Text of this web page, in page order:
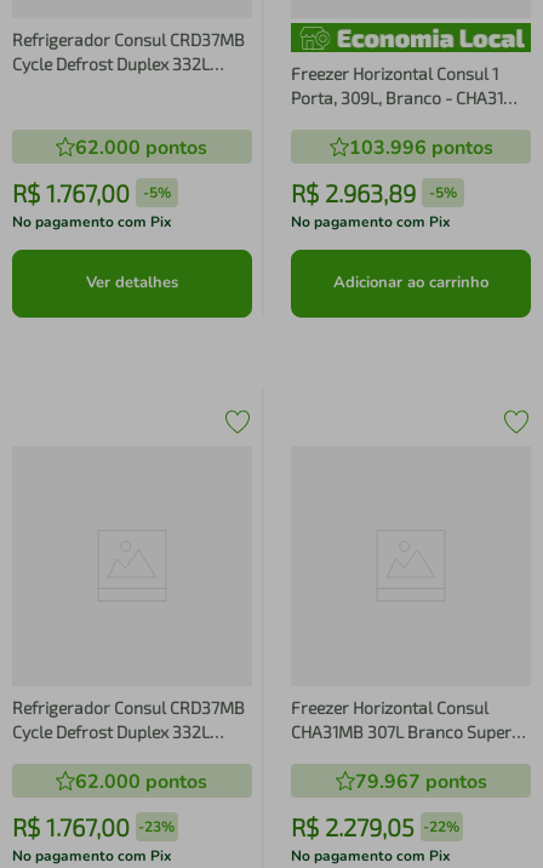
Refrigerador Consul CRD37MB
Cycle Defrost Duplex 332L
62.000 pontos
R$ 1.767,00 -5%
No pagamento com Pix
Ver detalhes
Freezer Horizontal Consul 1
Porta, 309L, Branco - CHA31
103.996 pontos
R$ 2.963,89 -5%
No pagamento com Pix
Adicionar ao carrinho
Refrigerador Consul CRD37MB
Cycle Defrost Duplex 332L
62.000 pontos
R$ 1.767,00 -23%
No pagamento com Pix
Freezer Horizontal Consul
CHA31MB 307L Branco Super
79.967 pontos
R$ 2.279,05 -22%
No pagamento com Pix